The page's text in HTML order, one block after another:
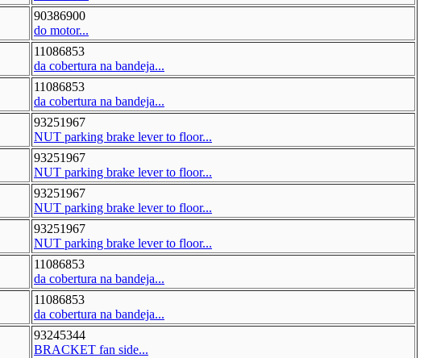
90386900
do motor...
11086853
da cobertura na bandeja...
11086853
da cobertura na bandeja...
93251967
NUT parking brake lever to floor...
93251967
NUT parking brake lever to floor...
93251967
NUT parking brake lever to floor...
93251967
NUT parking brake lever to floor...
11086853
da cobertura na bandeja...
11086853
da cobertura na bandeja...
93245344
BRACKET fan side...